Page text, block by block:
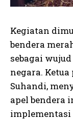
Kegiatan
bendera
sebagai
negara.
Suhandi,
apel bendera